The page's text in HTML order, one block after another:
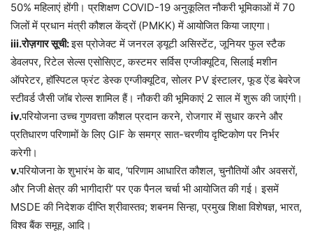
50% महिलाएं होंगी। प्रशिक्षण COVID-19 अनुकूलित नौकरी भूमिकाओं में 70
जिलों में प्रधान मंत्री कौशल केंद्रों (PMKK) में आयोजित किया जाएगा।
iii.रोज़गार सूची:इस प्रोजेक्ट में जनरल ड्यूटी असिस्टेंट, जूनियर फुल स्टैक
डेवलपर, रिटेल सेल्स एसोसिएट, कस्टमर सर्विस एग्जीक्यूटिव, सिलाई मशीन
ऑपरेटर, हॉस्पिटल फ्रंट डेस्क एग्जीक्यूटिव, सोलर PV इंस्टालर, फूड ऐंड बेवरेज
स्टीवर्ड जैसी जॉब रोल्स शामिल हैं। नौकरी की भूमिकाएं 2 साल में शुरू की जाएंगी।
iv.परियोजना उच्च गुणवत्ता कौशल प्रदान करने, रोजगार में सुधार करने और
प्रतिधारण परिणामों के लिए GIF के समग्र सात-चरणीय दृष्टिकोण पर निर्भर
करेगी।
v.परियोजना के शुभारंभ के बाद, ‘परिणाम आधारित कौशल, चुनौतियों और अवसरों,
और निजी क्षेत्र की भागीदारी’ पर एक पैनल चर्चा भी आयोजित की गई। इसमें
MSDE की निदेशक दीप्ति श्रीवास्तव; शबनम सिन्हा, प्रमुख शिक्षा विशेषज्ञ, भारत,
विश्व बैंक समूह, आदि।